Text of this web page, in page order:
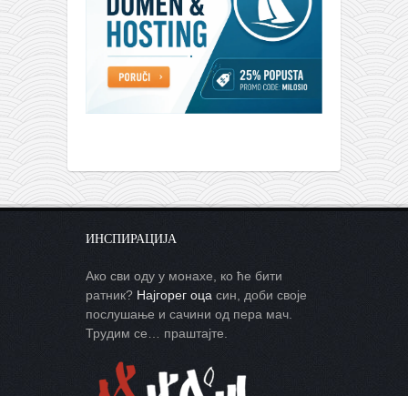
контакт
ИНСПИРАЦИЈА
Ако сви оду у монахе, ко ће бити
ратник? Најгорег оца син, доби своје
послушање и сачини од пера мач.
Трудим се… праштајте.